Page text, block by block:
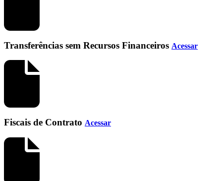
Transferências sem Recursos Financeiros Acessar
Fiscais de Contrato Acessar